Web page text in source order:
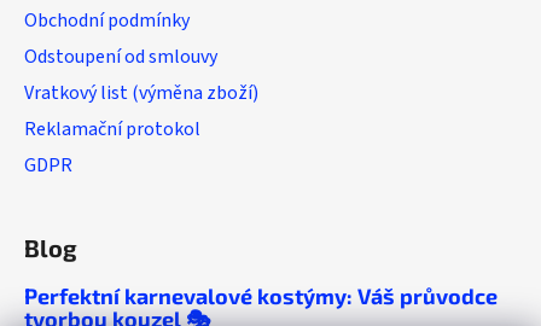
Obchodní podmínky
Odstoupení od smlouvy
Vratkový list (výměna zboží)
Reklamační protokol
GDPR
Blog
Perfektní karnevalové kostýmy: Váš průvodce
tvorbou kouzel 🎭